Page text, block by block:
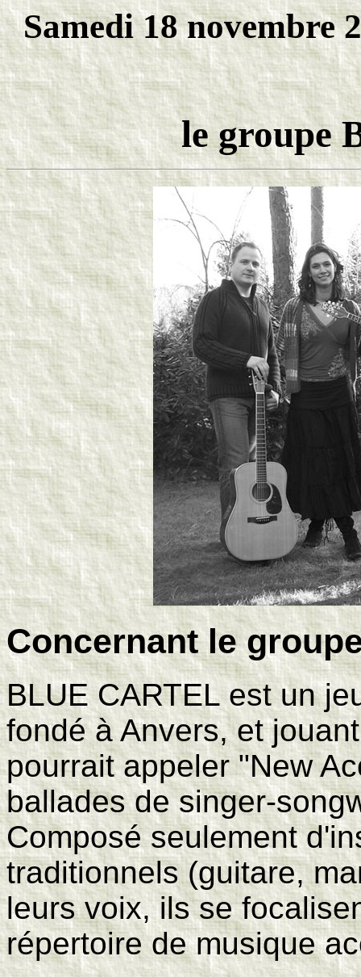
Samedi 18 novembre
le groupe
Concernant le
BLUE CARTEL est un
fondé à Anvers, et
pourrait appeler "New
ballades de singer-
Composé seulement
traditionnels (guitare,
leurs voix, ils se
répertoire de musique